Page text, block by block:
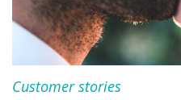
Customer stories